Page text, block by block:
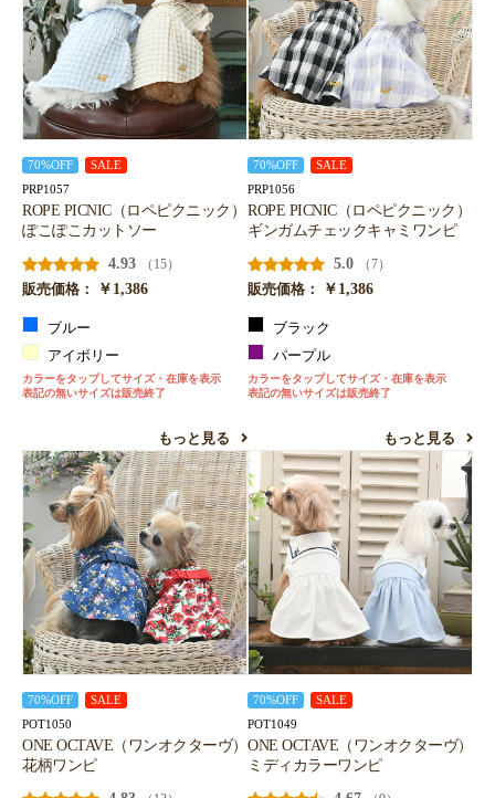
70%OFF SALE
PRP1057
ROPE PICNIC（ロペピクニック）
ぽこぽこカットソー
4.93
（15）
販売価格：
￥1,386
ブルー
アイボリー
カラーをタップしてサイズ・在庫を表示
表記の無いサイズは販売終了
もっと見る
70%OFF SALE
PRP1056
ROPE PICNIC（ロペピクニック）
ギンガムチェックキャミワンピ
5.0
（7）
販売価格：
￥1,386
ブラック
パープル
カラーをタップしてサイズ・在庫を表示
表記の無いサイズは販売終了
もっと見る
70%OFF SALE
POT1050
ONE OCTAVE（ワンオクターヴ）
花柄ワンピ
70%OFF SALE
POT1049
ONE OCTAVE（ワンオクターヴ）
ミディカラーワンピ